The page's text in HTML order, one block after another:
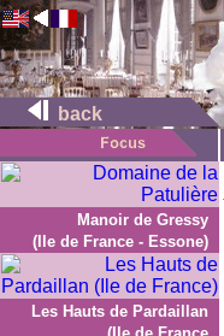
back
Manoir de Gressy
(Ile de France - Essone)
Les Hauts de Pardaillan